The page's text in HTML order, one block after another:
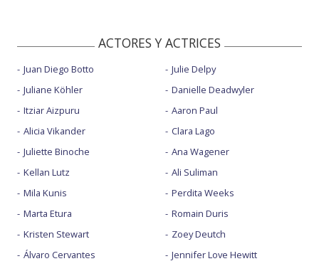
ACTORES Y ACTRICES
Juan Diego Botto
Juliane Köhler
Itziar Aizpuru
Alicia Vikander
Juliette Binoche
Kellan Lutz
Mila Kunis
Marta Etura
Kristen Stewart
Álvaro Cervantes
Julie Delpy
Danielle Deadwyler
Aaron Paul
Clara Lago
Ana Wagener
Ali Suliman
Perdita Weeks
Romain Duris
Zoey Deutch
Jennifer Love Hewitt